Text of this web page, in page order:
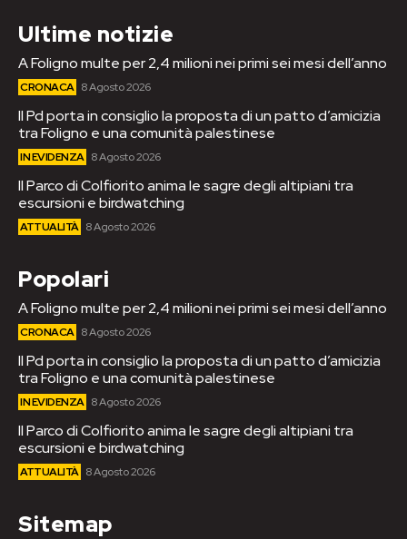
Ultime notizie
A Foligno multe per 2,4 milioni nei primi sei mesi dell’anno
CRONACA 8 Agosto 2026
Il Pd porta in consiglio la proposta di un patto d’amicizia
tra Foligno e una comunità palestinese
IN EVIDENZA 8 Agosto 2026
Il Parco di Colfiorito anima le sagre degli altipiani tra
escursioni e birdwatching
ATTUALITÀ 8 Agosto 2026
Popolari
A Foligno multe per 2,4 milioni nei primi sei mesi dell’anno
CRONACA 8 Agosto 2026
Il Pd porta in consiglio la proposta di un patto d’amicizia
tra Foligno e una comunità palestinese
IN EVIDENZA 8 Agosto 2026
Il Parco di Colfiorito anima le sagre degli altipiani tra
escursioni e birdwatching
ATTUALITÀ 8 Agosto 2026
Sitemap